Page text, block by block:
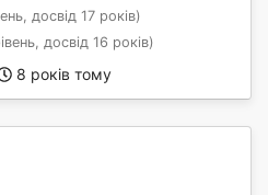
досвід 17 років)
досвід 16 років)
8 років тому